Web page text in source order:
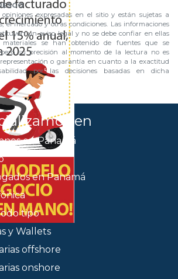
expresadas en el sitio y están sujetas a
el mercado y otras condiciones. Las informaciones
un aviso legal y no se debe confiar en ellas
materiales se han obtenido de fuentes que se
pero su precisión al momento de la lectura no es
o garantía en cuanto a la exactitud
por las decisiones basadas en dicha
en
en Panamá
en Panamá
tipo
y Wallets
offshore
onshore